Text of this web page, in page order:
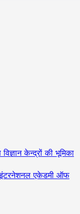
केन्द्रों की भूमिका
इंटरनेशनल एकेडमी ऑफ